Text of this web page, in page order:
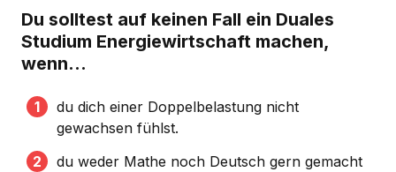
Du solltest auf keinen Fall ein Duales
Studium Energiewirtschaft machen,
wenn...
du dich einer Doppelbelastung nicht
gewachsen fühlst.
du weder Mathe noch Deutsch gern gemacht